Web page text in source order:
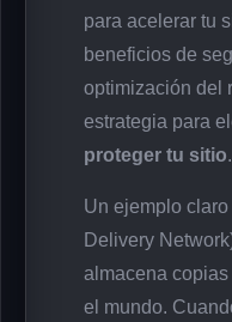
para acelerar tu
beneficios de
optimización del
estrategia para
proteger tu sitio.
Un ejemplo
Delivery
almacena
el mundo.